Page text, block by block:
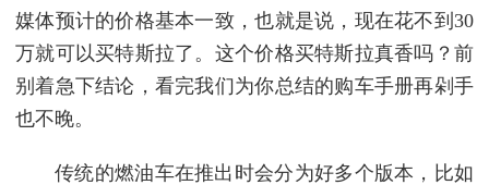
媒体预计的价格基本一致，也就是说，现在花不到30
万就可以买特斯拉了。这个价格买特斯拉真香吗？前
别着急下结论，看完我们为你总结的购车手册再剁手
也不晚。
传统的燃油车在推出时会分为好多个版本，比如